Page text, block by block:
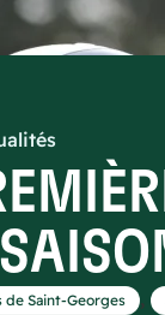
de Saint-Georges ,